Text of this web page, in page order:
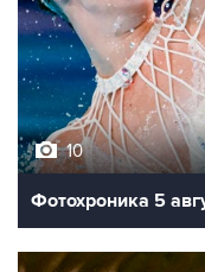
10
Фотохроника 5